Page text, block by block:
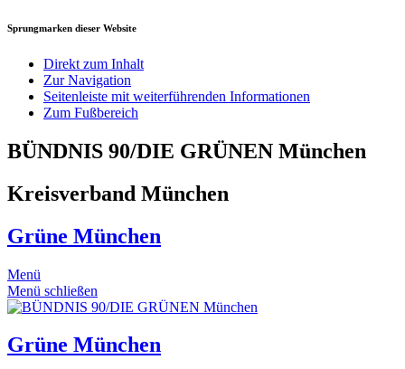
Sprungmarken dieser Website
Direkt zum Inhalt
Zur Navigation
Seitenleiste mit weiterführenden Informationen
Zum Fußbereich
BÜNDNIS 90/DIE GRÜNEN München
Kreisverband München
Grüne München
Menü
Menü schließen
Grüne München